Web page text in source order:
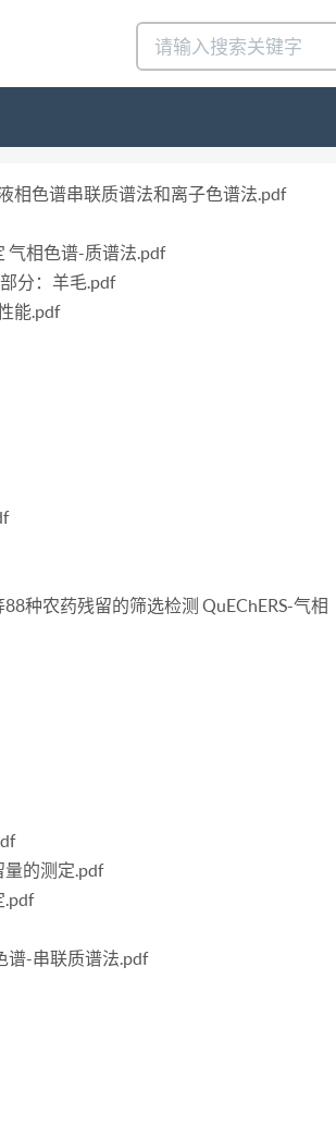
相色谱串联质谱法和离子色谱法.pdf
气相色谱-质谱法.pdf
分：羊毛.pdf
能.pdf
种农药残留的筛选检测 QuEChERS-气相
量的测定.pdf
.pdf
谱-串联质谱法.pdf